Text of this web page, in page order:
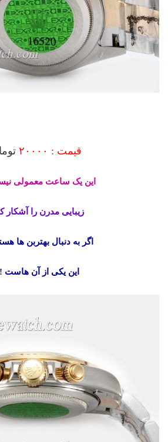
قیمت : ۲۰۰۰۰
این یک ساعت معمولی
زیبایی مدرن را آشکار
اگر به دنبال بهتربن ها
این یکی از آن هاست